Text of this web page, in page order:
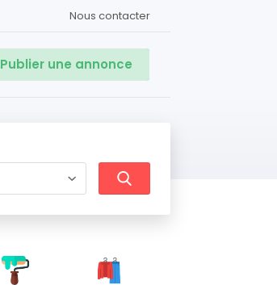
Nous contacter
Publier une annonce